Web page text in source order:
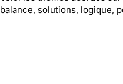
balance, solutions, logique,